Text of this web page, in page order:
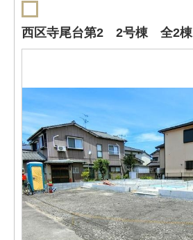
西区寺尾台第2 2号棟 全2棟